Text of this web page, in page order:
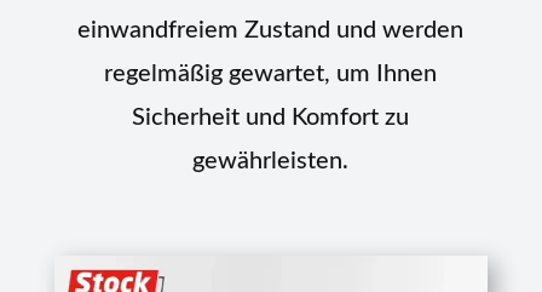
einwandfreiem Zustand und werden
regelmäßig gewartet, um Ihnen
Sicherheit und Komfort zu
gewährleisten.